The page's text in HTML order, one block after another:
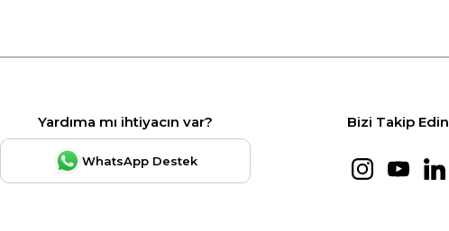
Yardıma mı ihtiyacın var?
WhatsApp Destek
Bizi Takip Edin